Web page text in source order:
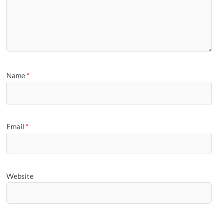
Name *
Email *
Website